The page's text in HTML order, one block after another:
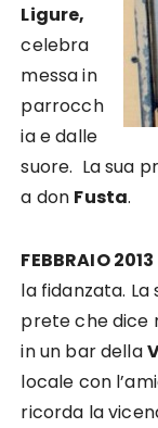
Ligure,
celebra
messa in
parrocch
ia e dalle
suore. La sua
a don Fusta.
FEBBRAIO 2013
la fidanzata. La
prete che dice
in un bar della
locale con
ricorda la